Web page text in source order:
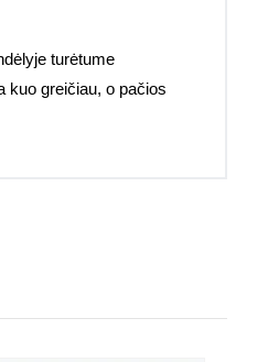
turėtume
kuo greičiau, o pačios